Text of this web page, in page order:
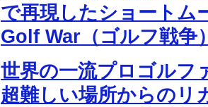
で再現したショートム
Golf War（ゴルフ戦争
世界の一流プロゴルフ
超難しい場所からのリ